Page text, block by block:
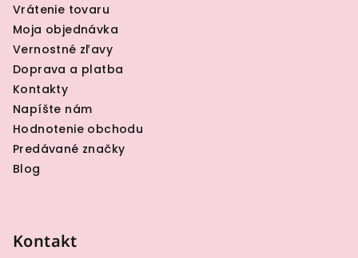
Vrátenie tovaru
Moja objednávka
Vernostné zľavy
Doprava a platba
Kontakty
Napíšte nám
Hodnotenie obchodu
Predávané značky
Blog
Kontakt